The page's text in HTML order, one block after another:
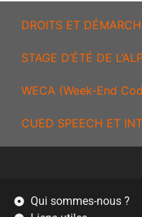
DROITS ET
STAGE D’ÉTÉ DE
WECA (Week-End
CUED SPEECH ET
Qui sommes-nous ?